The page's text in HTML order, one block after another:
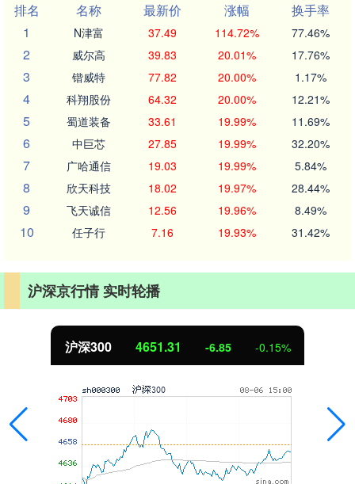
排名
名称 最新价 涨幅
换手率
1
N津富 37.49 114.72% 77.46%
2 威尔高 39.83 20.01% 17.76%
3 锴威特 77.82 20.00% 1.17%
4 科翔股份 64.32 20.00% 12.21%
5 蜀道装备 33.61 19.99% 11.69%
6 中巨芯 27.85 19.99% 32.20%
7 广哈通信 19.03 19.99% 5.84%
8 欣天科技 18.02 19.97% 28.44%
9 飞天诚信 12.56 19.96% 8.49%
10 任子行 7.16 19.93% 31.42%
沪深京行情 实时轮播
沪深300 4651.31 -6.85 -0.15%